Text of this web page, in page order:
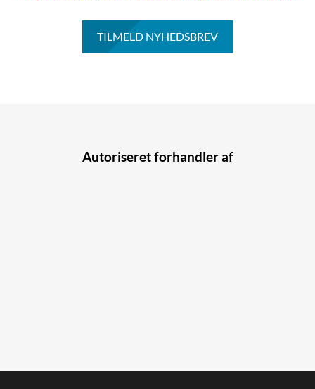
TILMELD NYHEDSBREV
Autoriseret forhandler af